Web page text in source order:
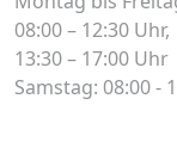
08:00 – 12:30 Uhr,
13:30 – 17:00 Uhr
Samstag: 08:00 -